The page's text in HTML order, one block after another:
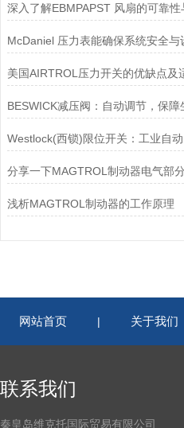
浅析MAGTROL制动器的工作原理
网站首页 | 关于我们
联系我们
秦皇岛维克托国际贸易有限公司